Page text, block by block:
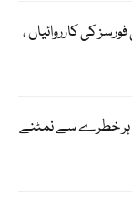
کی کارروائیاں ،
ہر خطرے سے نمٹنے